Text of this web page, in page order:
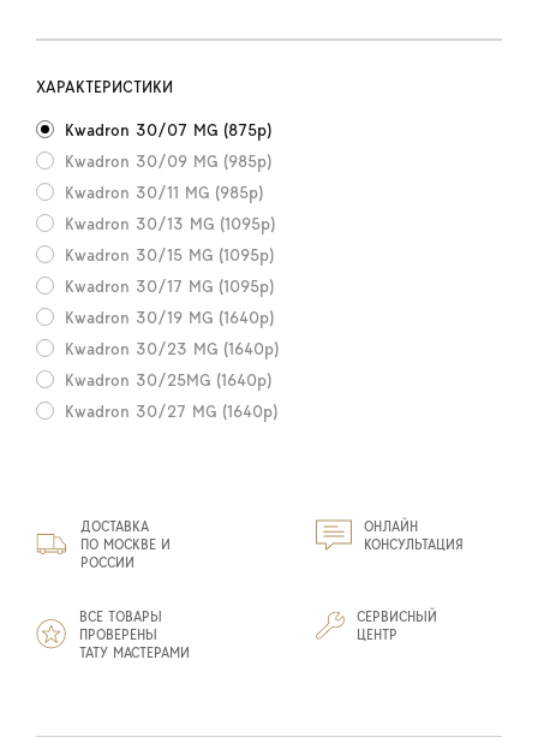
ХАРАКТЕРИСТИКИ
Kwadron 30/07 MG (875р)
Kwadron 30/09 MG (985р)
Kwadron 30/11 MG (985р)
Kwadron 30/13 MG (1095р)
Kwadron 30/15 MG (1095р)
Kwadron 30/17 MG (1095р)
Kwadron 30/19 MG (1640р)
Kwadron 30/23 MG (1640р)
Kwadron 30/25MG (1640р)
Kwadron 30/27 MG (1640р)
ДОСТАВКА
ПО МОСКВЕ И
РОССИИ
ОНЛАЙН
КОНСУЛЬТАЦИЯ
ВСЕ ТОВАРЫ
ПРОВЕРЕНЫ
ТАТУ МАСТЕРАМИ
СЕРВИСНЫЙ
ЦЕНТР